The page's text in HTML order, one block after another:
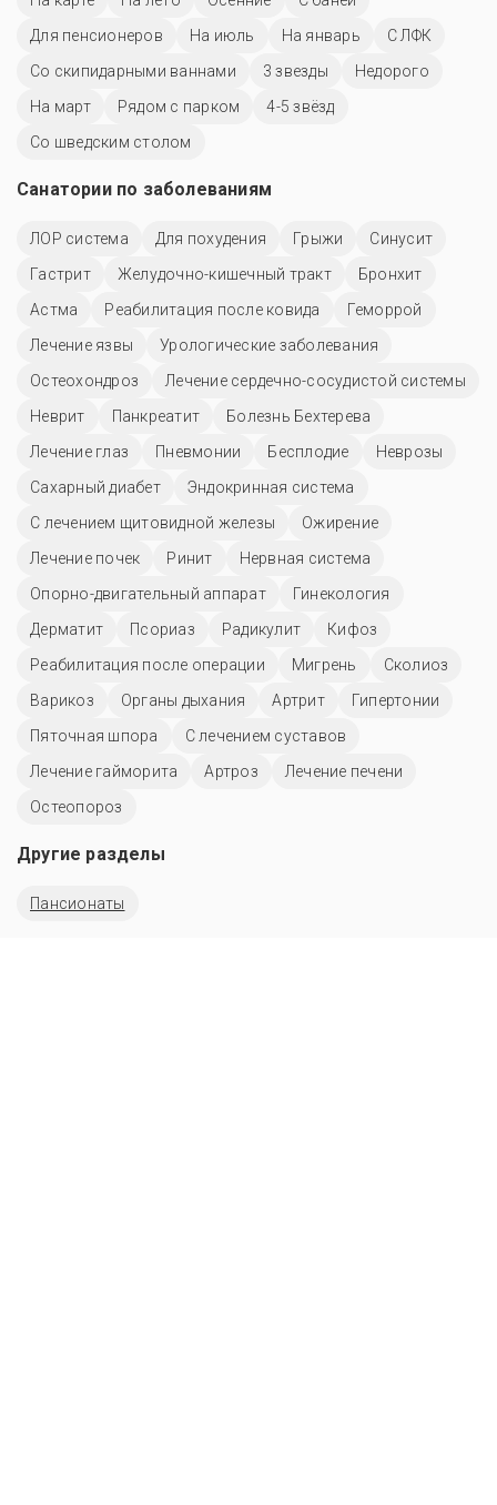
Для пенсионеров
На июль На январь
С ЛФК
Со скипидарными ваннами
3 звезды
Недорого
На март
Рядом с парком
4-5 звёзд
Со шведским столом
Санатории по заболеваниям
ЛОР система Для похудения Грыжи
Синусит
Гастрит
Желудочно-кишечный тракт
Бронхит
Астма
Реабилитация после ковида
Геморрой
Лечение язвы
Урологические заболевания
Остеохондроз
Лечение сердечно-сосудистой системы
Неврит
Панкреатит
Болезнь Бехтерева
Лечение глаз
Пневмонии Бесплодие
Неврозы
Сахарный диабет
Эндокринная система
С лечением щитовидной железы
Ожирение
Лечение почек
Ринит
Нервная система
Опорно-двигательный аппарат
Гинекология
Дерматит
Псориаз Радикулит
Кифоз
Реабилитация после операции
Мигрень
Сколиоз
Варикоз
Органы дыхания Артрит
Гипертонии
Пяточная шпора
С лечением суставов
Лечение гайморита
Артроз
Лечение печени
Остеопороз
Другие разделы
Пансионаты